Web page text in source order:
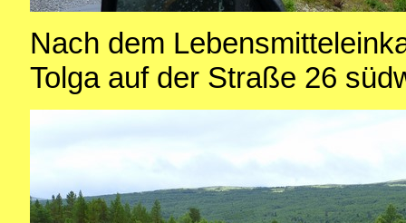
Nach dem
Tolga auf der Straße 26